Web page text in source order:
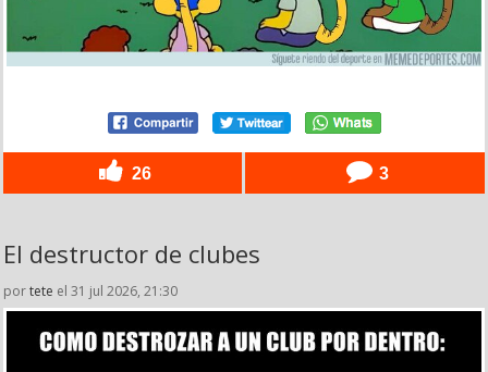
26 3
El destructor de clubes
portete el 31 jul 2026, 21:30